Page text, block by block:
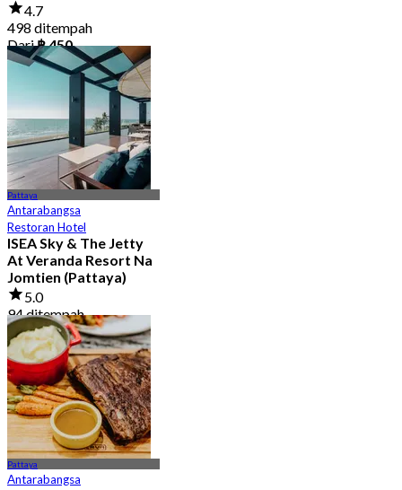
4.7
498 ditempah
Dari฿ 450
Pattaya
Antarabangsa
Restoran Hotel
ISEA Sky & The Jetty
At Veranda Resort Na
Jomtien (Pattaya)
5.0
94 ditempah
Dari฿ 1,199
Pattaya
Antarabangsa